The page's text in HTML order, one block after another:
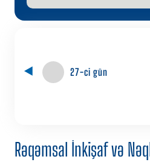
27-ci gün
Rəqəmsal İnkişaf və